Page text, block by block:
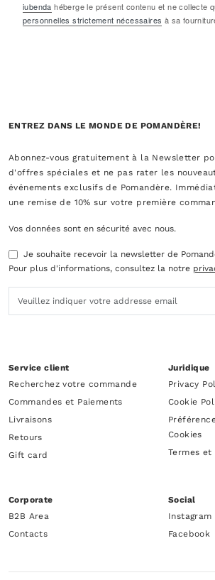
iubenda héberge le présent contenu et ne collecte
personnelles strictement nécessaires à sa
ENTREZ DANS LE MONDE DE POMANDÈRE!
Abonnez-vous gratuitement à la Newsletter
d'offres spéciales et ne pas rater les
événements exclusifs de Pomandère.
une remise de 10% sur votre première
Vos données sont en sécurité avec nous.
Je souhaite recevoir la newsletter de
Pour plus d'informations, consultez la notre
Service client
Recherchez votre commande
Commandes et Paiements
Livraisons
Retours
Gift card
Juridique
Privacy
Cookie
Cookies
Termes et
Corporate
B2B Area
Contacts
Social
Instagram
Facebook